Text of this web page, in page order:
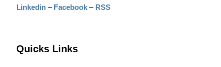
Linkedin – Facebook – RSS
Quicks Links